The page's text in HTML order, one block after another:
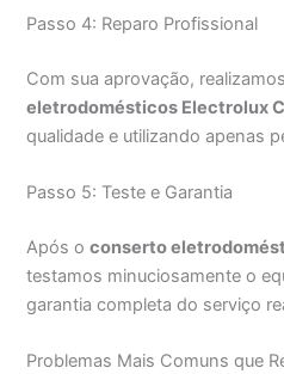
Passo 4: Reparo Profissional
Com sua aprovação,
eletrodomésticos Electrolux
qualidade e utilizando apenas
Passo 5: Teste e Garantia
Após oconserto
testamos minuciosamente o
garantia completa do serviço
Problemas Mais Comuns que